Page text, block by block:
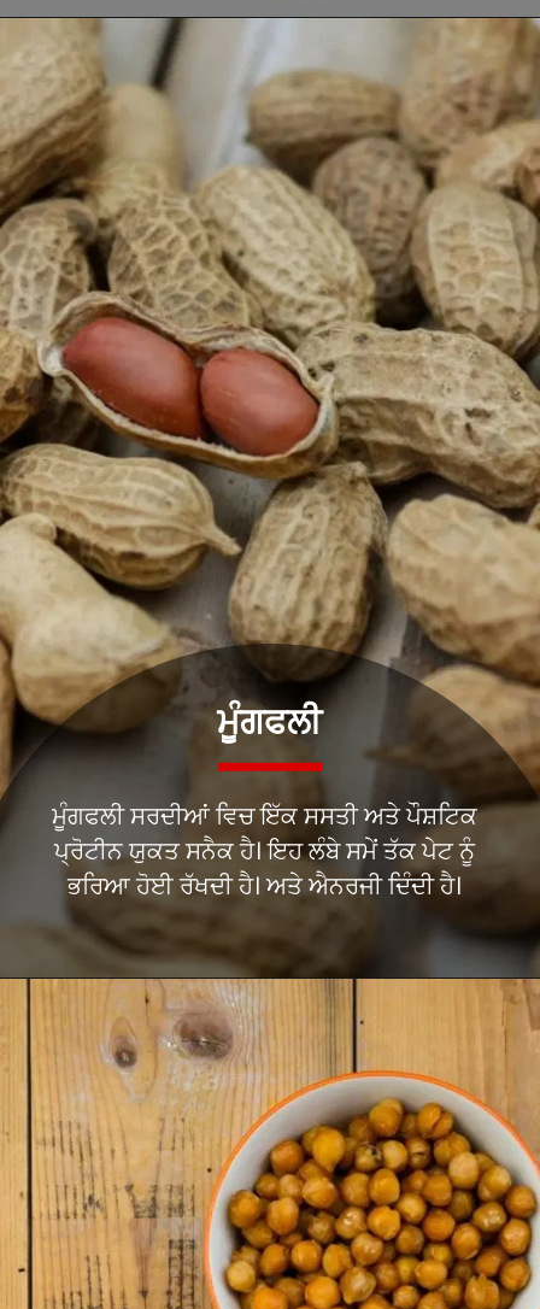
ਮੂੰਗਫਲੀ ਸਰਦੀਆਂ ਵਿਚ ਇੱਕ ਸਸਤੀ ਅਤੇ ਪੌਸ਼ਟਿਕ
ਪ੍ਰੋਟੀਨ ਯੁਕਤ ਸਨੈਕ ਹੈ। ਇਹ ਲੰਬੇ ਸਮੇਂ ਤੱਕ ਪੇਟ ਨੂੰ
ਭਰਿਆ ਹੋਈ ਰੱਖਦੀ ਹੈ। ਅਤੇ ਐਨਰਜੀ ਦਿੰਦੀ ਹੈ।
ਮੂੰਗਫਲੀ